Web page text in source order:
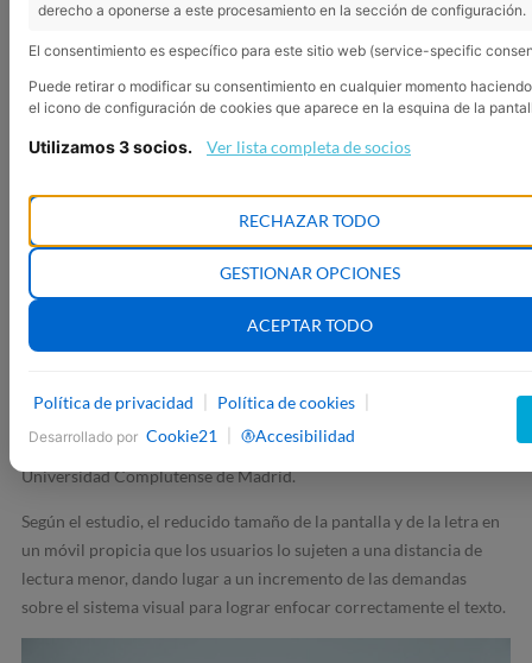
LEER EN EL MÓVIL
PERJUDICA SERIAMENTE TU
SALUD VISUAL
en papel empeora nueve de los diez síntomas oculares y visuales
Así lo ha demostrado una investigación realizada por la
Universidad Complutense de Madrid.
Según el estudio, el reducido tamaño de la pantalla y de la letra en
un móvil propicia que los usuarios lo sujeten a una distancia de
lectura menor, dando lugar a un incremento de las demandas
sobre el sistema visual para lograr enfocar correctamente el texto.
derecho a oponerse a este procesamiento en la sección de configuración.
El consentimiento es específico para este sitio web (service-specific
Puede retirar o modificar su consentimiento en cualquier momento
el icono de configuración de cookies que aparece en la esquina de la
Utilizamos 3 socios. Ver lista completa de socios
RECHAZAR TODO
GESTIONAR OPCIONES
ACEPTAR TODO
Política de privacidad Política de cookies
Desarrollado por Cookie21 Accesibilidad